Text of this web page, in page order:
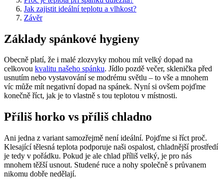
Jak zajistit ideální teplotu a vlhkost?
Závěr
Základy spánkové hygieny
Obecně platí, že i malé zlozvyky mohou mít velký dopad na
celkovou kvalitu našeho spánku. Jídlo pozdě večer, sklenička před
usnutím nebo vystavování se modrému světlu – to vše a mnohem
víc může mít negativní dopad na spánek. Nyní si ovšem pojďme
konečně říct, jak je to vlastně s tou teplotou v místnosti.
Příliš horko vs příliš chladno
Ani jedna z variant samozřejmě není ideální. Pojďme si říct proč.
Klesající tělesná teplota podporuje naši ospalost, chladnější prostředí
je tedy v pořádku. Pokud je ale chlad příliš velký, je pro nás
mnohem těžší usnout. Studené ruce a nohy společně s průvanem
nikomu dobře nedělají.